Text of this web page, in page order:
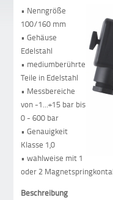
• Nenngröße
100/160 mm
• Gehäuse
Edelstahl
• mediumberührte
Teile in Edelstahl
• Messbereiche
von -1...+15 bar bis
0 - 600 bar
• Genauigkeit
Klasse 1,0
• wahlweise mit 1
oder 2
Beschreibung